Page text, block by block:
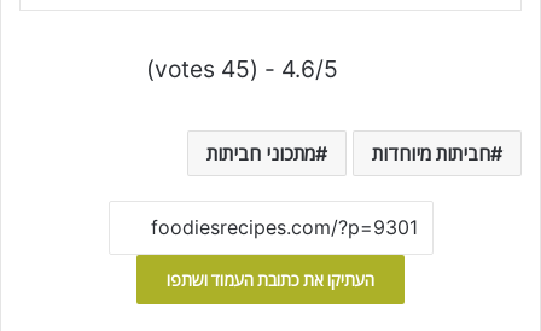
4.6/5 - (45 votes)
חביתות מיוחדות מתכוני חביתות
העתיקו את כתובת העמוד ושתפו